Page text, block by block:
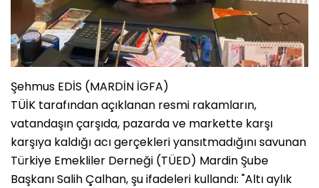
Şehmus EDİS (MARDİN İGFA)
TÜİK tarafından açıklanan resmi rakamların,
vatandaşın çarşıda, pazarda ve markette karşı
karşıya kaldığı acı gerçekleri yansıtmadığını savunan
Türkiye Emekliler Derneği (TÜED) Mardin Şube
Başkanı Salih Çalhan, şu ifadeleri kullandı: "Altı aylık